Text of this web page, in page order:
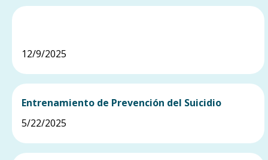
12/9/2025
Entrenamiento de Prevención del Suicidio
5/22/2025